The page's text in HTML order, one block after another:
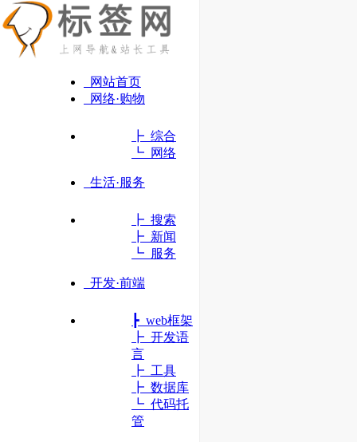
网站首页
网络·购物
┣ 综合
┗ 网络
生活·服务
┣ 搜索
┣ 新闻
┗ 服务
开发·前端
┣ web框架
┣ 开发语
言
┣ 工具
┣ 数据库
┗ 代码托
管
全球领先的中文搜索引擎